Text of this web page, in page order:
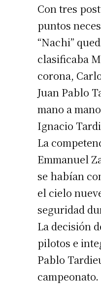
Con tres
puntos
“Nachi”
clasificaba
corona,
Juan Pablo
mano a
Ignacio
La
Emmanuel
se habían
el cielo
seguridad
La decisión
pilotos e
Pablo